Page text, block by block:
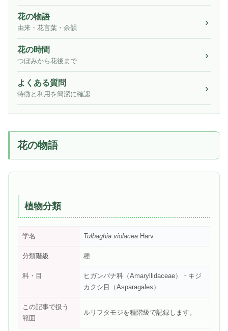
花の物語
由来・花言葉・余韻
花の時間
つぼみから花後まで
よくある質問
特徴と利用を簡潔に確認
花の物語
植物分類
学名 Tulbaghia violacea Harv.
分類階級 種
科・目
ヒガンバナ科（Amaryllidaceae）・キジ
カクシ目（Asparagales）
この記事で扱う
範囲
ルリフタモジを種階級で記録します。